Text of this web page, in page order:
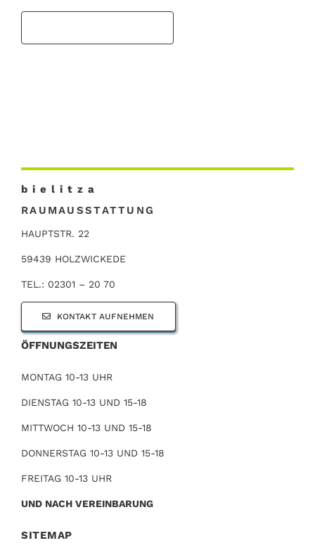
b i e l i t z a
RAUMAUSSTATTUNG
HAUPTSTR. 22
59439 HOLZWICKEDE
TEL.: 02301 – 20 70
KONTAKT AUFNEHMEN
ÖFFNUNGSZEITEN
MONTAG 10-13 UHR
DIENSTAG 10-13 UND 15-18
MITTWOCH 10-13 UND 15-18
DONNERSTAG 10-13 UND 15-18
FREITAG 10-13 UHR
UND NACH VEREINBARUNG
SITEMAP